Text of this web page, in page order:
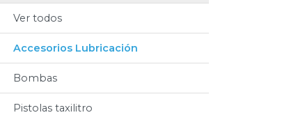
Ver todos
Accesorios Lubricación
Bombas
Pistolas taxilitro